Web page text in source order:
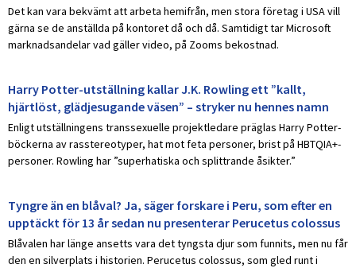
Det kan vara bekvämt att arbeta hemifrån, men stora företag i USA vill
gärna se de anställda på kontoret då och då. Samtidigt tar Microsoft
marknadsandelar vad gäller video, på Zooms bekostnad.
Harry Potter-utställning kallar J.K. Rowling ett ”kallt,
hjärtlöst, glädjesugande väsen” – stryker nu hennes namn
Enligt utställningens transsexuelle projektledare präglas Harry Potter-
böckerna av rasstereotyper, hat mot feta personer, brist på HBTQIA+-
personer. Rowling har ”superhatiska och splittrande åsikter.”
Tyngre än en blåval? Ja, säger forskare i Peru, som efter en
upptäckt för 13 år sedan nu presenterar Perucetus colossus
Blåvalen har länge ansetts vara det tyngsta djur som funnits, men nu får
den en silverplats i historien. Perucetus colossus, som gled runt i